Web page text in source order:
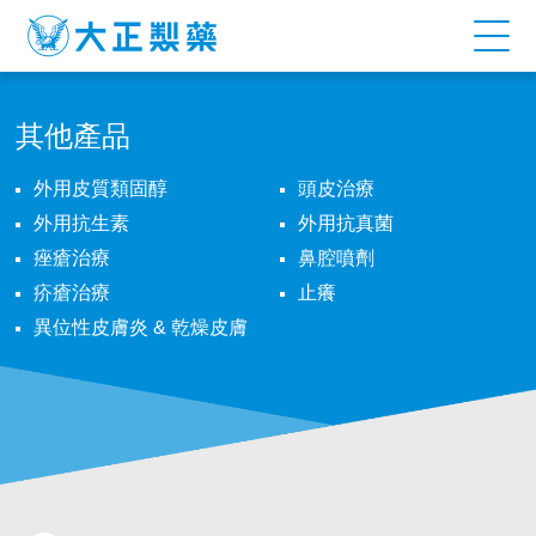
ELOSONE
CREAM
其他產品
外用皮質類固醇
頭皮治療
外用抗生素
外用抗真菌
痤瘡治療
鼻腔噴劑
疥瘡治療
止癢
異位性皮膚炎 & 乾燥皮膚